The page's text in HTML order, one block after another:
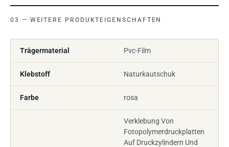
WEITERE PRODUKTEIGENSCHAFTEN
Trägermaterial Pvc-Film
Klebstoff Naturkautschuk
Farbe rosa
Verklebung Von
Fotopolymerdruckplatten
Auf Druckzylindern Und